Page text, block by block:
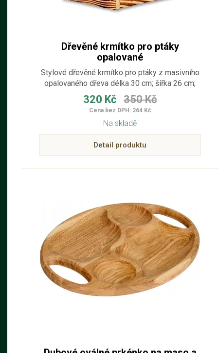
Dřevěné krmítko pro ptáky
opalované
Stylové dřevěné krmítko pro ptáky z masivního
opalovaného dřeva délka 30 cm; šířka 26 cm;
výška 26 cm
320 Kč 350 Kč
Cena bez DPH: 264 Kč
Na skladě
Detail produktu